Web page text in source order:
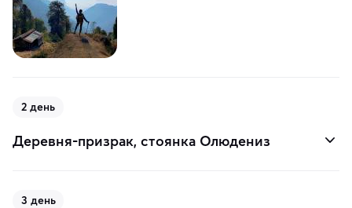
2 день
Деревня-призрак, стоянка Олюдениз
3 день